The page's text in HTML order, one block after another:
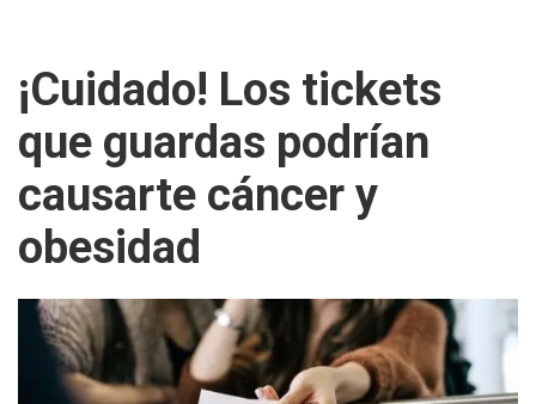
¡Cuidado! Los tickets
que guardas podrían
causarte cáncer y
obesidad